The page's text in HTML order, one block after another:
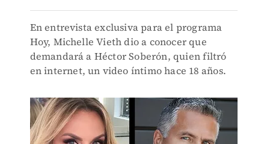
En entrevista exclusiva para el programa
Hoy, Michelle Vieth dio a conocer que
demandará a Héctor Soberón, quien filtró
en internet, un video íntimo hace 18 años.